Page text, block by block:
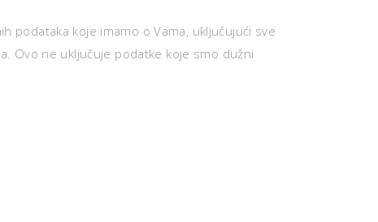
podataka koje imamo o Vama, uključujući sve
Ovo ne uključuje podatke koje smo dužni